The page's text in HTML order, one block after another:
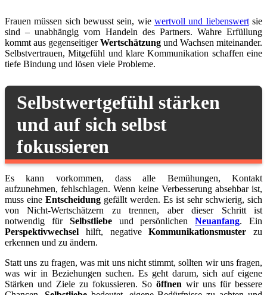
Frauen müssen sich bewusst sein, wie wertvoll und liebenswertsie
sind – unabhängig vom Handeln des Partners. Wahre Erfüllung
kommt aus gegenseitigerWertschätzung und Wachsen miteinander.
Selbstvertrauen, Mitgefühl und klare Kommunikation schaffen eine
tiefe Bindung und lösen viele Probleme.
Selbstwertgefühl stärken
und auf sich selbst
fokussieren
Es kann vorkommen, dass alle Bemühungen, Kontakt
aufzunehmen, fehlschlagen. Wenn keine Verbesserung absehbar ist,
muss eine Entscheidung gefällt werden. Es ist sehr schwierig, sich
von Nicht-Wertschätzern zu trennen, aber dieser Schritt ist
notwendig für Selbstliebeund persönlichenNeuanfang. Ein
Perspektivwechsel hilft, negativeKommunikationsmuster zu
erkennen und zu ändern.
Statt uns zu fragen, was mit uns nicht stimmt, sollten wir uns fragen,
was wir in Beziehungen suchen. Es geht darum, sich auf eigene
Stärken und Ziele zu fokussieren. So öffnen wir uns für bessere